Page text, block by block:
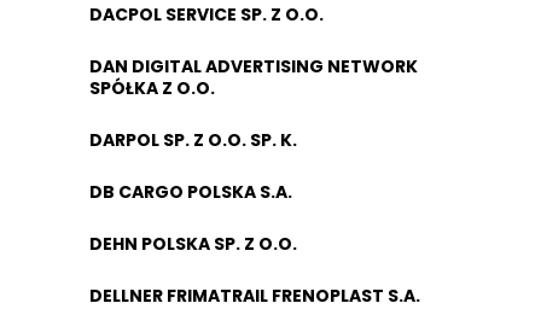
DACPOL SERVICE SP. Z O.O.
DAN DIGITAL ADVERTISING NETWORK
SPÓŁKA Z O.O.
DARPOL SP. Z O.O. SP. K.
DB CARGO POLSKA S.A.
DEHN POLSKA SP. Z O.O.
DELLNER FRIMATRAIL FRENOPLAST S.A.